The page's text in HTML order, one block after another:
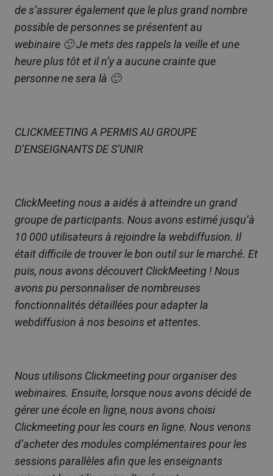
de s’assurer également que le plus grand nombre
possible de personnes se présentent au
webinaire 🙂 Je mets des rappels la veille et une
heure plus tôt et il n’y a aucune crainte que
personne ne sera là 🙂
CLICKMEETING A PERMIS AU GROUPE
D’ENSEIGNANTS DE S’UNIR
ClickMeeting nous a aidés à atteindre un grand
groupe de participants. Nous avons estimé jusqu’à
10 000 utilisateurs à rejoindre la webdiffusion. Il
était difficile de trouver le bon outil sur le marché. Et
puis, nous avons découvert ClickMeeting ! Nous
avons pu personnaliser de nombreuses
fonctionnalités détaillées pour adapter la
webdiffusion à nos besoins et attentes.
Nous utilisons Clickmeeting pour organiser des
webinaires. Ensuite, lorsque nous avons décidé de
gérer une école en ligne, nous avons choisi
Clickmeeting pour les cours en ligne. Nous venons
d’acheter des modules complémentaires pour les
sessions parallèles afin que les enseignants